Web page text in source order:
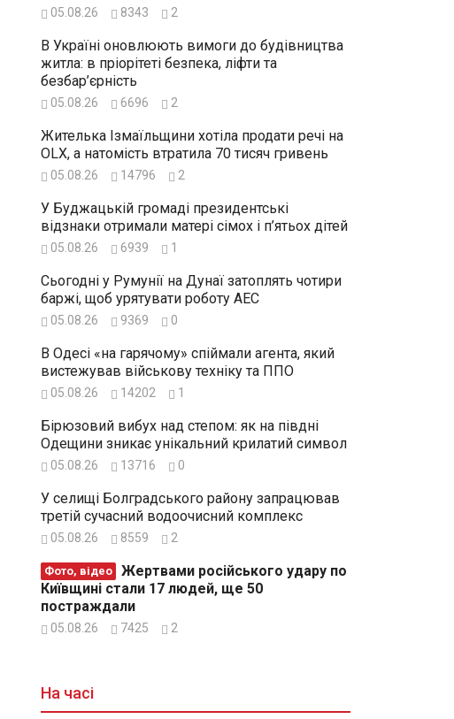
05.08.26 8343 2
В Україні оновлюють вимоги до будівництва
житла: в пріорітеті безпека, ліфти та
безбар’єрність
05.08.26 6696 2
Жителька Ізмаїльщини хотіла продати речі на
OLX, а натомість втратила 70 тисяч гривень
05.08.26 14796 2
У Буджацькій громаді президентські
відзнаки отримали матері сімох і п’ятьох дітей
05.08.26 6939 1
Сьогодні у Румунії на Дунаї затоплять чотири
баржі, щоб урятувати роботу АЕС
05.08.26 9369 0
В Одесі «на гарячому» спіймали агента, який
вистежував військову техніку та ППО
05.08.26 14202 1
Бірюзовий вибух над степом: як на півдні
Одещини зникає унікальний крилатий символ
05.08.26 13716 0
У селищі Болградського району запрацював
третій сучасний водоочисний комплекс
05.08.26 8559 2
Фото, відео
Київщині стали 17 людей, ще 50
постраждали
05.08.26 7425 2
На часі